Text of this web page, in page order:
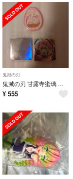
鬼滅の刃
鬼滅の刃 甘露寺蜜璃 イースター缶バッジ ウエハース15 シール
¥ 555